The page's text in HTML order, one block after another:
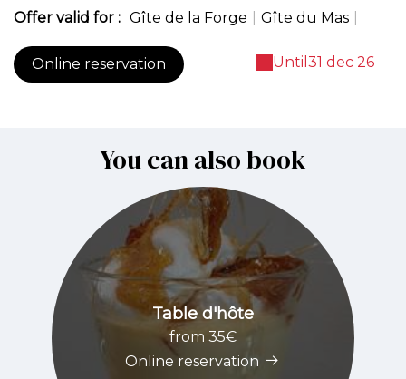
Offer valid for : Gîte de la Forge Gîte du Mas
Online reservation Until 31 dec 26
You can also book
Table d'hôte
from 35€
Online reservation